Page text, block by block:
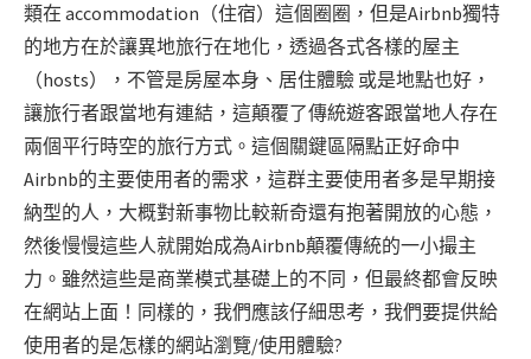
類在 accommodation（住宿）這個圈圈，但是Airbnb獨特
的地方在於讓異地旅行在地化，透過各式各樣的屋主
（hosts），不管是房屋本身、居住體驗 或是地點也好，
讓旅行者跟當地有連結，這顛覆了傳統遊客跟當地人存在
兩個平行時空的旅行方式。這個關鍵區隔點正好命中
Airbnb的主要使用者的需求，這群主要使用者多是早期接
納型的人，大概對新事物比較新奇還有抱著開放的心態，
然後慢慢這些人就開始成為Airbnb顛覆傳統的一小撮主
力。雖然這些是商業模式基礎上的不同，但最終都會反映
在網站上面！同樣的，我們應該仔細思考，我們要提供給
使用者的是怎樣的網站瀏覽/使用體驗?